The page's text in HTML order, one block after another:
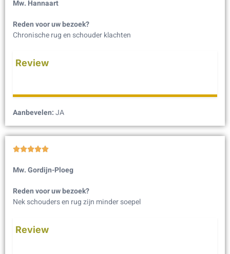
Mw. Hannaart
Reden voor uw bezoek?
Chronische rug en schouder klachten
Review
Aanbevelen:JA

Mw. Gordijn-Ploeg
Reden voor uw bezoek?
Nek schouders en rug zijn minder soepel
Review